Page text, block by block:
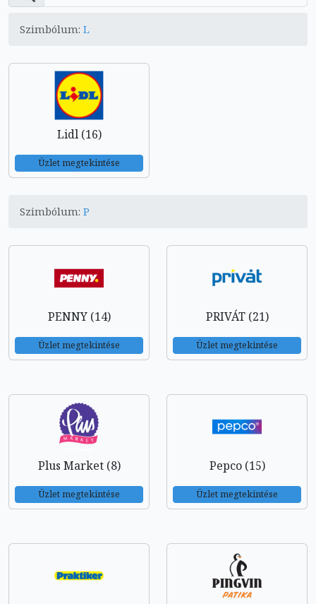
Szimbólum: L
Lidl (16)
Üzlet megtekintése
Szimbólum: P
PENNY (14)
Üzlet megtekintése
PRIVÁT (21)
Üzlet megtekintése
Plus Market (8)
Üzlet megtekintése
Pepco (15)
Üzlet megtekintése